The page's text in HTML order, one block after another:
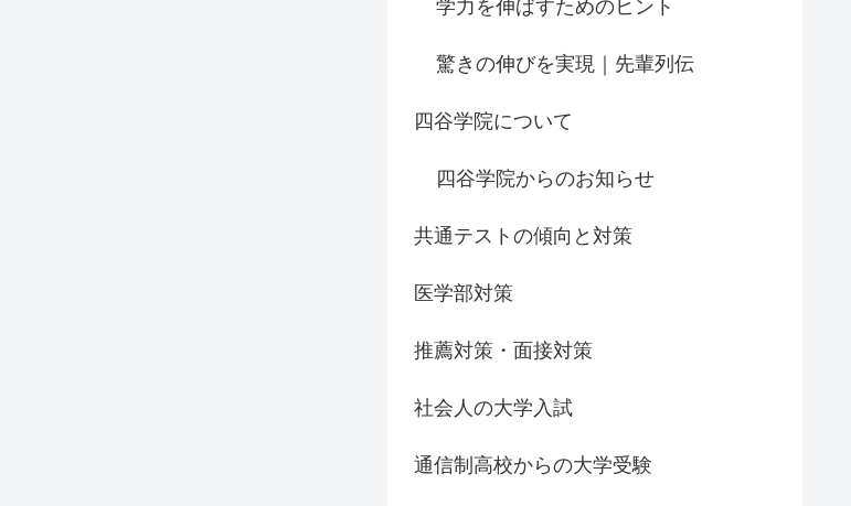
学力を伸ばすためのヒント
驚きの伸びを実現｜先輩列伝
四谷学院について
四谷学院からのお知らせ
共通テストの傾向と対策
医学部対策
推薦対策・面接対策
社会人の大学入試
通信制高校からの大学受験